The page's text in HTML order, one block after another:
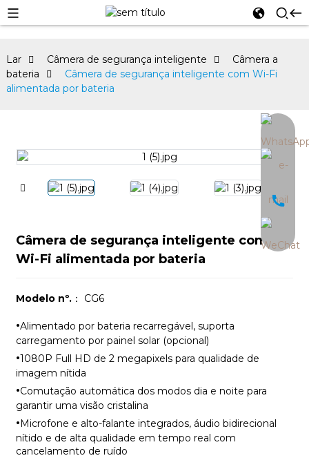
Lar Câmera de segurança inteligente
Câmera a
bateria
Câmera de segurança inteligente com Wi-Fi
alimentada por bateria
Câmera de segurança inteligente com
Wi-Fi alimentada por bateria
Modelo nº.： CG6
·Alimentado por bateria recarregável, suporta
carregamento por painel solar (opcional)
·1080P Full HD de 2 megapixels para qualidade de
imagem nítida
·Comutação automática dos modos dia e noite para
garantir uma visão cristalina
·Microfone e alto-falante integrados, áudio bidirecional
nítido e de alta qualidade em tempo real com
cancelamento de ruído